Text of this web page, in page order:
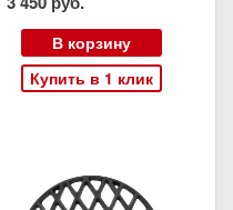
В корзину
Купить в 1 клик